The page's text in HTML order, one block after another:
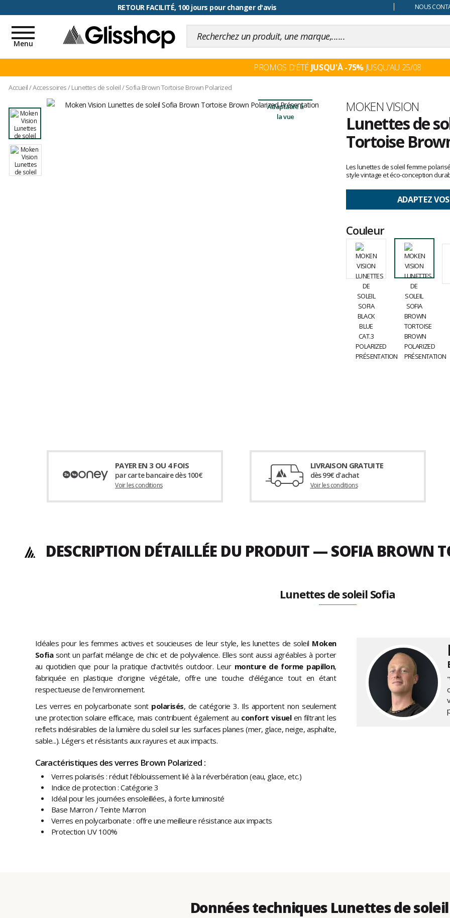
RETOUR FACILITÉ, 100 jours pour changer d'avis NOUS
Toggle
navigation
Menu
PROMOS D'ÉTÉ JUSQU'À -75%JUSQU'AU 25/08
Accueil/Accessoires/Lunettes de soleil/Sofia Brown Tortoise Brown Polarized
Adaptable à
la vue
Marque
MOKEN VISION
Lunettes de
Tortoise
avis
clients
Les lunettes de soleil femme
style vintage et éco-conception
ADAPTEZ
Couleur
PAYER EN 3 OU 4 FOIS
par carte bancaire dès 100€
Voir les conditions
LIVRAISON GRATUITE
dès 99€ d'achat
Voir les conditions
DESCRIPTION DÉTAILLÉE DU PRODUIT — SOFIA BROWN
Lunettes de soleil Sofia
Idéales pour les femmes actives et soucieuses de leur style, les lunettes de soleil Moken
Sofiasont un parfait mélange de chic et de polyvalence. Elles sont aussi agréables à porter
au quotidien que pour la pratique d'activités outdoor. Leur monture de forme papillon,
fabriquée en plastique d'origine végétale, offre une touche d'élégance tout en étant
respectueuse de l'environnement.
Les verres en polycarbonate sont polarisés, de catégorie 3. Ils apportent non seulement
une protection solaire efficace, mais contribuent également au confort visuelen filtrant les
reflets indésirables de la lumière du soleil sur les surfaces planes (mer, glace, neige, asphalte,
sable...). Légers et résistants aux rayures et aux impacts.
Caractéristiques des verres Brown Polarized :
Verres polarisés : réduit l'éblouissement lié à la réverbération (eau, glace, etc.)
Indice de protection : Catégorie 3
Idéal pour les journées ensoleillées, à forte luminosité
Base Marron / Teinte Marron
Verres en polycarbonate : offre une meilleure résistance aux impacts
Protection UV 100%
Données techniques Lunettes de